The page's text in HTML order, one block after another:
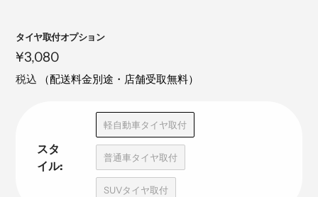
注
目
の
タイヤ取付オプション
定
価
¥3,080
税込 （配送料金別途・店舗受取無料）
スタ
イル:
軽自動車タイヤ取付
普通車タイヤ取付
SUVタイヤ取付